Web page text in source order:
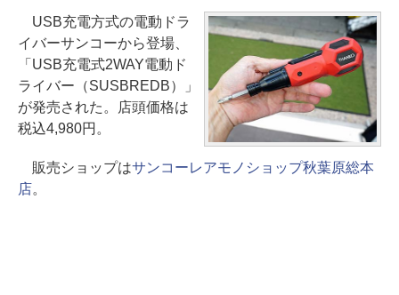
USB充電方式の電動ドラ
イバーサンコーから登場、
「USB充電式2WAY電動ド
ライバー（SUSBREDB）」
が発売された。店頭価格は
税込4,980円。
販売ショップはサンコーレアモノショップ秋葉原総本
店。